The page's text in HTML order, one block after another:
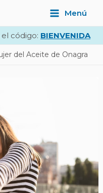
Main
Menu
Menú
código: BIENVENIDA
del Aceite de Onagra